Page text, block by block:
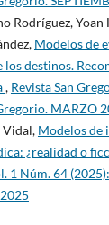
Rodríguez, Yoan
Modelos de
destinos.
, Revista San
MARZO
Vidal, Modelos de
¿realidad o
1 Núm. 64